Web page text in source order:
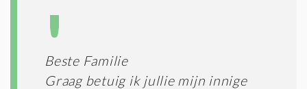
Beste Familie
Graag betuig ik jullie mijn innige